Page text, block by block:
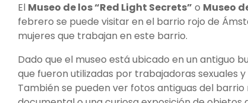
El Museo de los “Red Light Secrets” o Museo
febrero se puede visitar en el barrio rojo de
mujeres que trabajan en este barrio.
Dado que el museo está ubicado en un antiguo
que fueron utilizadas por trabajadoras sexuales
También se pueden ver fotos antiguas del barrio